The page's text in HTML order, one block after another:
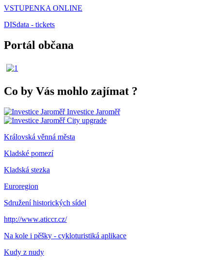
VSTUPENKA ONLINE
DISdata - tickets
Portál občana
Co by Vás mohlo zajímat ?
Investice Jaroměř
City upgrade
Královská věnná města
Kladské pomezí
Kladská stezka
Euroregion
Sdružení historických sídel
http://www.aticcr.cz/
Na kole i pěšky - cykloturistiká aplikace
Kudy z nudy